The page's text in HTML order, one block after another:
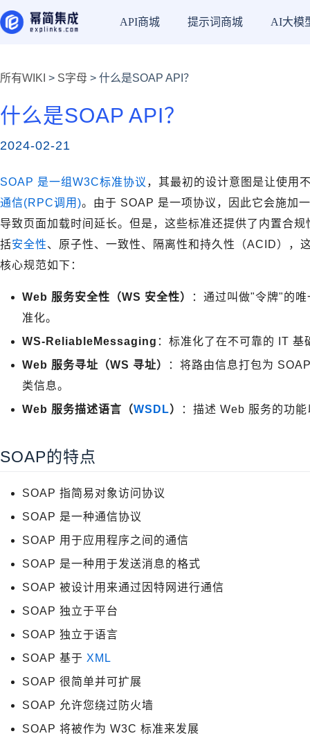
API商城 提示词商城 AI大模
所有WIKI > S字母 > 什么是SOAP API？
什么是SOAP API？
2024-02-21
SOAP 是一组W3C标准协议 ，其最初的设计意图是让使用
通信(RPC调用)。由于 SOAP 是一项协议，因此它会施加
导致页面加载时间延长。但是，这些标准还提供了内置合
括安全性、原子性、一致性、隔离性和持久性（ACID），
核心规范如下：
Web 服务安全性（WS 安全性）
：通过叫做"令牌"的
准化。
WS-ReliableMessaging ：标准化了在不可靠的 IT
Web 服务寻址（WS 寻址）
：将路由信息打包为
类信息。
Web 服务描述语言（WSDL） ：描述 Web 服务的功
SOAP的特点
SOAP 指简易对象访问协议
SOAP 是一种通信协议
SOAP 用于应用程序之间的通信
SOAP 是一种用于发送消息的格式
SOAP 被设计用来通过因特网进行通信
SOAP 独立于平台
SOAP 独立于语言
SOAP 基于 XML
SOAP 很简单并可扩展
SOAP 允许您绕过防火墙
SOAP 将被作为 W3C 标准来发展